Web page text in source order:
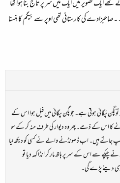
ایک تصویر میں ایک میں سر پر تاج بنا ہوا تھا
کی کارستانی تھی اوپر سے بیگم کا ہنسنا
پُگَن پُگائی ہوتی ہے۔ جو پگن پگائی میں فیل ہوا اس کے
کا اس کے ذمے۔ پھر وہ دیوار کی طرف منہ کر کے سو
جاتے ہیں۔ اب ڈھونڈنے والے نے کسی کو دیکھ لیا
چپکے سے اس کے سر پر ہاتھ مار کر انڈا کہہ دیا تو
دینے پڑے گی۔